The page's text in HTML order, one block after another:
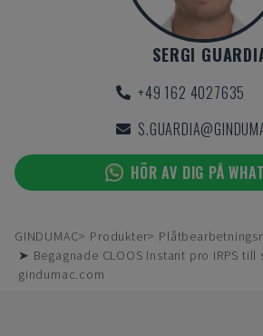
SERGI
+49 162 4027635
HÖR AV DIG PÅ
GINDUMAC Produkter
➤ Begagnade CLOOS Instant pro IRPS till
gindumac.com